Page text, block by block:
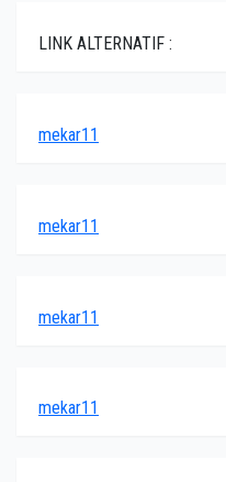
LINK ALTERNATIF :
mekar11
mekar11
mekar11
mekar11